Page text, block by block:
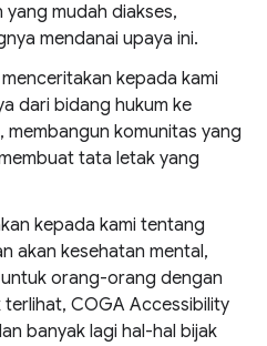
mudah diakses,
mendanai upaya ini.
menceritakan kepada kami
dari bidang hukum ke
komunitas yang
tata letak yang
kepada kami tentang
akan kesehatan mental,
orang-orang dengan
COGA Accessibility
banyak lagi hal-hal bijak